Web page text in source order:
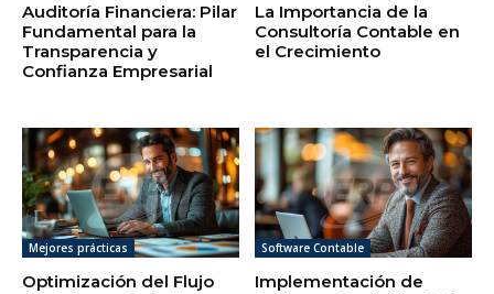
Auditoría Financiera: Pilar
Fundamental para la
Transparencia y
Confianza Empresarial
La Importancia de la
Consultoría Contable en
el Crecimiento
Mejores prácticas
Optimización del Flujo
Software Contable
Implementación de